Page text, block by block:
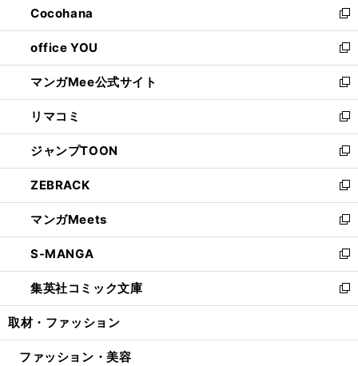
く
で
開
く
ド
ウ
で
開
く
い
ウ
ィ
ン
ド
ウ
で
開
く
Cocohana
新
し
い
ウ
ィ
ン
ド
ウ
で
開
く
office YOU
新
し
い
ウ
ィ
ン
ド
ウ
で
開
く
マンガMee公式サイト
新
し
い
ウ
ィ
ン
ド
ウ
で
開
く
リマコミ
新
し
い
ウ
ィ
ン
ド
ウ
で
開
く
ジャンプTOON
新
し
い
ウ
ィ
ン
ド
ウ
で
開
ZEBRACK
新
し
い
ウ
ィ
ン
ド
ウ
開
マンガMeets
新
し
い
ウ
ィ
ン
ウ
S-MANGA
新
し
い
ウ
ン
集英社コミック文庫
新
し
ウ
取材・ファッション
ファッション・美容